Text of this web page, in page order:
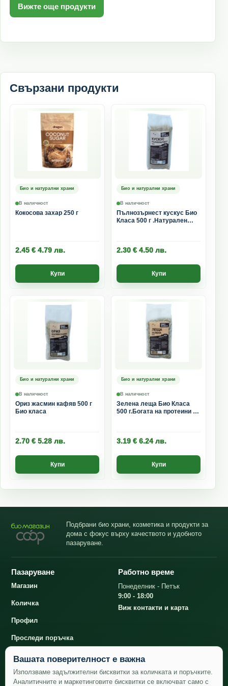
Вижте още продукти
Свързани продукти
Био и натурални храни
В наличност
Кокосова захар 250 г
2.45 € 4.79 лв.
Купи
Био и натурални храни
В наличност
Пълнозърнест кускус Био
Класа 500 г .Натурален
2.30 € 4.50 лв.
Купи
Био и натурални храни
В наличност
Ориз жасмин кафяв 500 г
Био класа
2.70 € 5.28 лв.
Купи
Био и натурални храни
В наличност
Зелена леща Био Класа
500 г.Богата на протеини и
3.19 € 6.24лв.
Купи
Подбрани био храни, козметика и продукти за
дома с фокус върху качеството и удобното
пазаруване.
Пазаруване
Магазин
Количка
Профил
Проследи поръчка
Контакти
Работно време
Понеделник - Петък
9:00 - 18:00
Виж контакти и карта
Вашата поверителност е важна
Използваме задължителни бисквитки за количката и поръчките.
Аналитичните и маркетинговите бисквитки се включват само с